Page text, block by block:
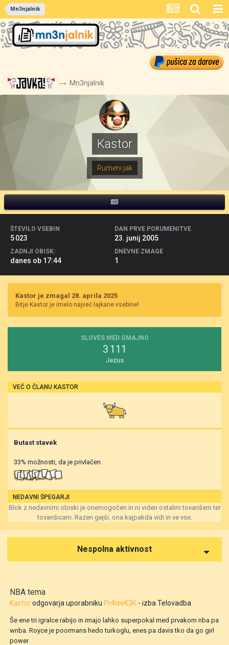
Mn3njalnik
Mn3njalnik
Kastor
Rumeni jak
ŠTEVILO VSEBIN
5 023
DAN PRVE PORUMENITVE
23. junij 2005
ZADNJI OBISK:
danes ob 17:44
DNEVNE ZMAGE
1
Kastor je zmagal 28. aprila 2025
Bitje Kastor je imelo največ lajkane vsebine!
SLOVES MED GMAJNO
3 111
Jezus
VEČ O ČLANU KASTOR
Butast stavek
33% možnosti, da je privlačen.
NEDAVNI ŠPEGARJI
Blok z nedavnimi obiski je onemogočen in ni viden ostalim tovarišem ter
tovarišicam. Razen gejši, ona kajpakda vidi in ve vse.
Nespolna aktivnost
NBA tema
Kastorodgovarja uporabniku Pr4iseK3K - izba Telovadba
Še ene tri igralce rabijo in imajo lahko superpokal med prvakom nba pa
wnba. Royce je poormans hedo turkoglu, enes pa davis tko da go girl
power